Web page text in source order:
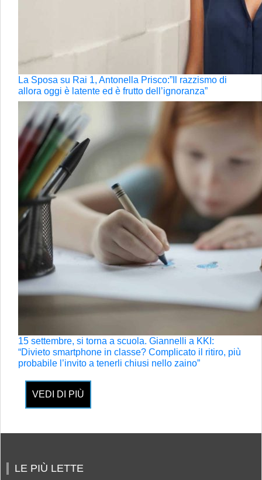
La Sposa su Rai 1, Antonella Prisco:”Il razzismo di
allora oggi è latente ed è frutto dell’ignoranza”
15 settembre, si torna a scuola. Giannelli a KKI:
“Divieto smartphone in classe? Complicato il ritiro, più
probabile l’invito a tenerli chiusi nello zaino”
VEDI DI PIÙ
LE PIÙ LETTE